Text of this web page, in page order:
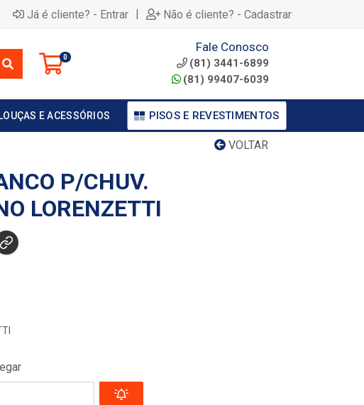
Já é cliente? - Entrar | Não é cliente? - Cadastrar
0
Fale Conosco
(81) 3441-6899
(81) 99407-6039
LOUÇAS E ACESSÓRIOS PISOS E REVESTIMENTOS
VOLTAR
P/CHUV.
LORENZETTI